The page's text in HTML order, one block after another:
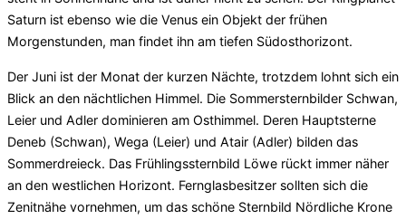
Saturn ist ebenso wie die Venus ein Objekt der frühen
Morgenstunden, man findet ihn am tiefen Südosthorizont.
Der Juni ist der Monat der kurzen Nächte, trotzdem lohnt sich ein
Blick an den nächtlichen Himmel. Die Sommersternbilder Schwan,
Leier und Adler dominieren am Osthimmel. Deren Hauptsterne
Deneb (Schwan), Wega (Leier) und Atair (Adler) bilden das
Sommerdreieck. Das Frühlingssternbild Löwe rückt immer näher
an den westlichen Horizont. Fernglasbesitzer sollten sich die
Zenitnähe vornehmen, um das schöne Sternbild Nördliche Krone